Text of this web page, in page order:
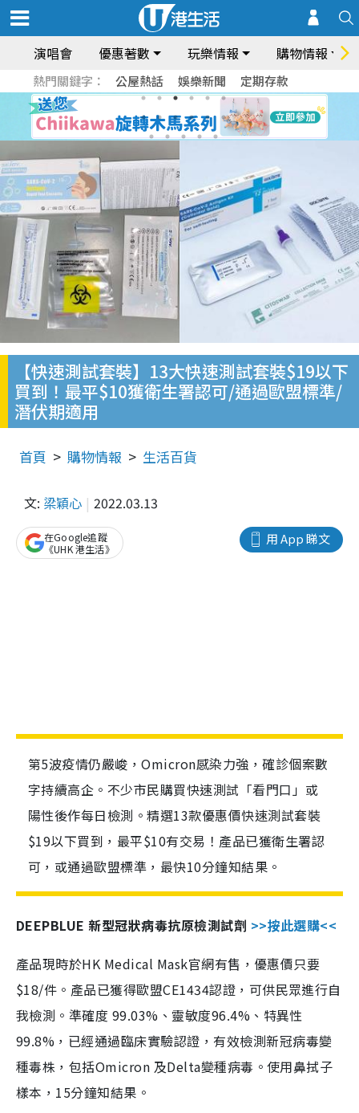
演唱會 優惠著數 玩樂情報 購物情報
熱門關鍵字： 公屋熱話 娛樂新聞 定期存款
【快速測試套裝】13大快速測試套裝$19以下
買到！最平$10獲衛生署認可/通過歐盟標準/
潛伏期適用
首頁 購物情報 生活百貨
文: 梁穎心 2022.03.13
用 App 睇文
在Google追蹤
《UHK 港生活》
第5波疫情仍嚴峻，Omicron感染力強，確診個案數
字持續高企。不少市民購買快速測試「看門口」或
陽性後作每日檢測。精選13款優惠價快速測試套裝
$19以下買到，最平$10有交易！產品已獲衛生署認
可，或通過歐盟標準，最快10分鐘知結果。
DEEPBLUE 新型冠狀病毒抗原檢測試劑 >>按此選購<<
產品現時於HK Medical Mask官網有售，優惠價只要
$18/件。產品已獲得歐盟CE1434認證，可供民眾進行自
我檢測。準確度 99.03%、靈敏度96.4%、特異性
99.8%，已經通過臨床實驗認證，有效檢測新冠病毒變
種毒株，包括Omicron 及Delta變種病毒。使用鼻拭子
樣本，15分鐘知結果。